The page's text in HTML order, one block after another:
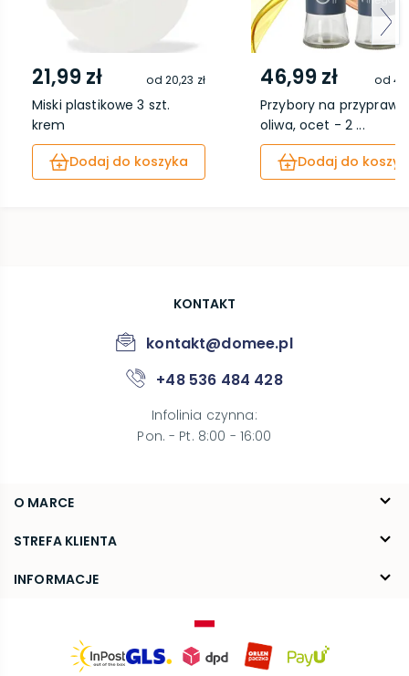
21,99 zł od 20,23 zł
Miski plastikowe 3 szt.
krem
Dodaj do koszyka
46,99 zł od
Przybory na
oliwa, ocet - 2 ...
Dodaj do
O MARCE
O nas
Blog
STREFA KLIENTA
FAQ
Reklamacje i zwroty
INFORMACJE
Polityka prywatności
KONTAKT
kontakt@domee.pl
+48 536 484 428
Infolinia czynna:
Pon. - Pt. 8:00 - 16:00